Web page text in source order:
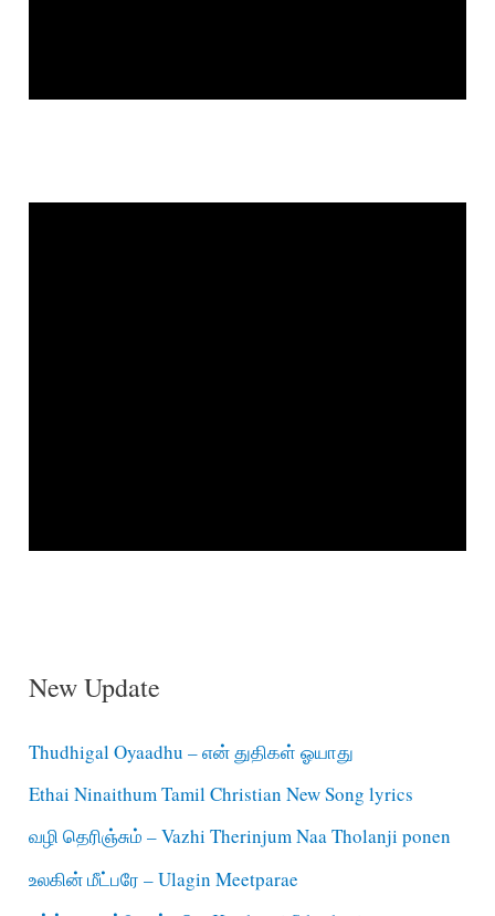
New Update
Thudhigal Oyaadhu – என் துதிகள் ஓயாது
Ethai Ninaithum Tamil Christian New Song lyrics
வழி தெரிஞ்சும் – Vazhi Therinjum Naa Tholanji ponen
உலகின் மீட்பரே – Ulagin Meetparae